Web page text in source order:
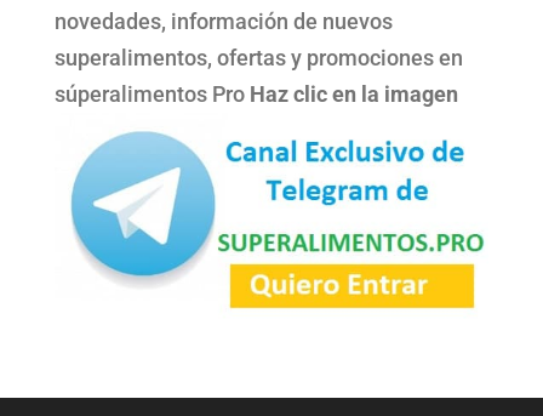
novedades, información de nuevos
superalimentos, ofertas y promociones en
súperalimentos Pro Haz clic en la imagen